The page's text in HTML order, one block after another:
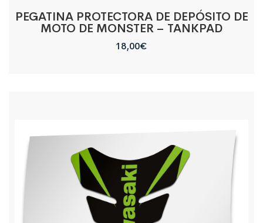
PEGATINA PROTECTORA DE DEPÓSITO DE
MOTO DE MONSTER – TANKPAD
18,00€